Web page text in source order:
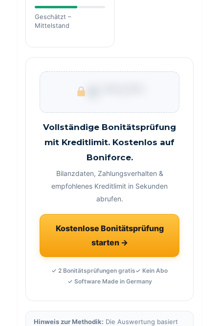
Geschätzt –
Mittelstand
Vollständige Bonitätsprüfung
mit Kreditlimit. Kostenlos auf
Boniforce.
Bilanzdaten, Zahlungsverhalten &
empfohlenes Kreditlimit in Sekunden
abrufen.
Kostenlose Bonitätsprüfung
starten →
✓ 2 Bonitätsprüfungen gratis✓ Kein Abo
✓ Software Made in Germany
Hinweis zur Methodik: Die Auswertung basiert